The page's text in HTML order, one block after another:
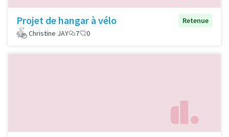
Projet de hangar à vélo
Retenue
Christine JAY
7 0